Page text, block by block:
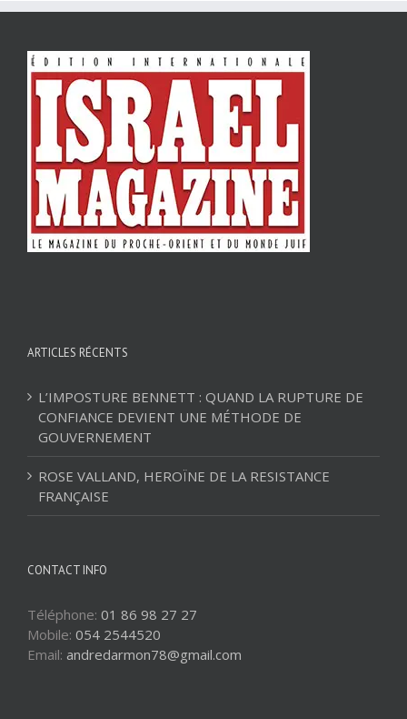
ARTICLES RÉCENTS
L’IMPOSTURE BENNETT : QUAND LA RUPTURE DE
CONFIANCE DEVIENT UNE MÉTHODE DE
GOUVERNEMENT
ROSE VALLAND, HEROÏNE DE LA RESISTANCE
FRANÇAISE
CONTACT INFO
Téléphone: 01 86 98 27 27
Mobile: 054 2544520
Email: andredarmon78@gmail.com